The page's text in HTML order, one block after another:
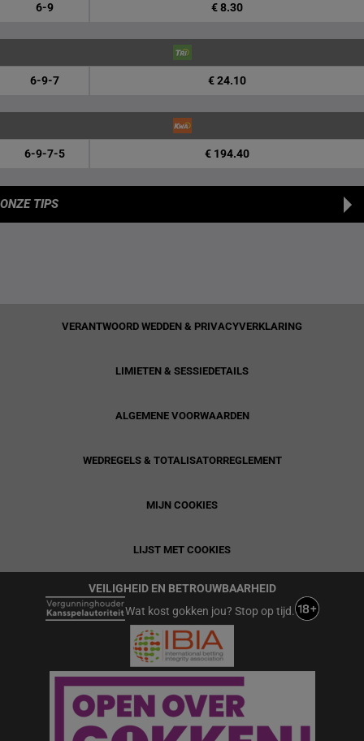
6-9 € 8.30
6-9-7 € 24.10
6-9-7-5 € 194.40
ONZE TIPS
VERANTWOORD WEDDEN & PRIVACYVERKLARING
LIMIETEN & SESSIEDETAILS
ALGEMENE VOORWAARDEN
WEDREGELS & TOTALISATORREGLEMENT
MIJN COOKIES
LIJST MET COOKIES
VEILIGHEID EN BETROUWBAARHEID
Wat kost gokken jou? Stop op tijd.